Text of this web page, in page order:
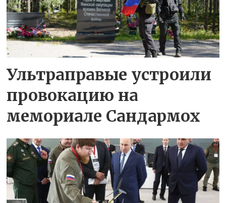
Ультраправые устроили
провокацию на
мемориале Сандармох